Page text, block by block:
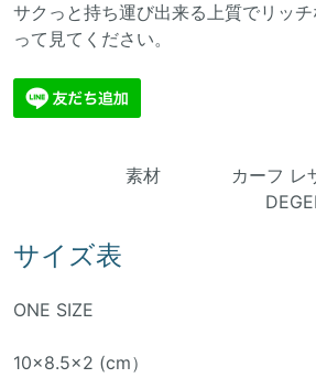
サクっと持ち運び出来る上質でリッ
って見てください。
素材 カーフ レザ
サイズ表
ONE SIZE
10×8.5×2 (cm）